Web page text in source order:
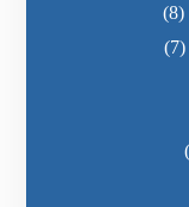
(8)
(7)